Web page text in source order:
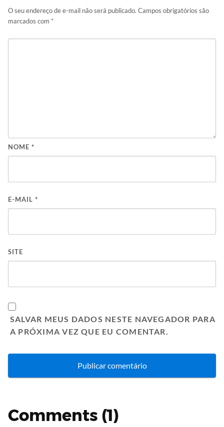
O seu endereço de e-mail não será publicado. Campos obrigatórios são
marcados com *
NOME *
E-MAIL *
SITE
SALVAR MEUS DADOS NESTE NAVEGADOR PARA
A PRÓXIMA VEZ QUE EU COMENTAR.
Comments (1)